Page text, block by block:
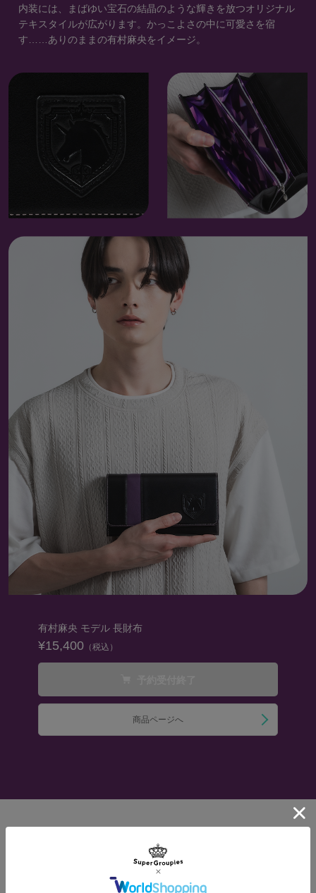
内装には、まばゆい宝石の結晶のような輝きを放つオリジナル
テキスタイルが広がります。かっこよさの中に可愛さを宿
す……ありのままの有村麻央をイメージ。
有村麻央 モデル 長財布
¥15,400 （税込）
商品ページへ